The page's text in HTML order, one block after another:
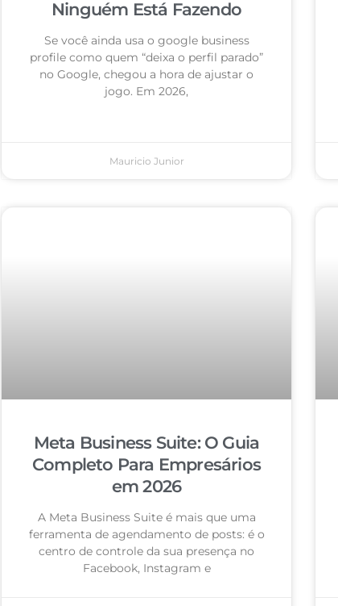
Ninguém Está Fazendo
Se você ainda usa o google business
profile como quem “deixa o perfil parado”
no Google, chegou a hora de ajustar o
jogo. Em 2026,
Mauricio Junior
Meta Business Suite: O Guia
Completo Para Empresários
em 2026
A Meta Business Suite é mais que uma
ferramenta de agendamento de posts: é o
centro de controle da sua presença no
Facebook, Instagram e